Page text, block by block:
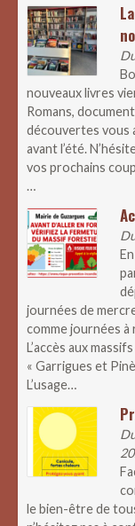
nouveaux livres
Romans,
découvertes vous
avant l’été.
vos prochains
…
journées de
comme journées
L’accès aux
« Garrigues et
L’usage…
le bien-être de